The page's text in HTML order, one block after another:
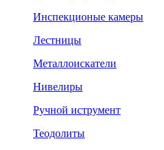
Инспекционые камеры
Лестницы
Металлоискатели
Нивелиры
Ручной иструмент
Теодолиты